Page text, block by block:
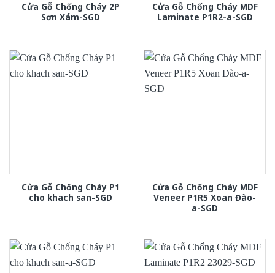
Cửa Gỗ Chống Cháy 2P
Sơn Xám-SGD
Cửa Gỗ Chống Cháy MDF
Laminate P1R2-a-SGD
Cửa Gỗ Chống Cháy P1
cho khach san-SGD
Cửa Gỗ Chống Cháy MDF
Veneer P1R5 Xoan Đào-
a-SGD